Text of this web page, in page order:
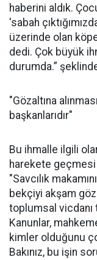
haberini aldık.
'sabah
üzerinde olan
dedi. Çok büyük
durumda.”
"Gözaltına
başkanlarıdır"
Bu ihmalle ilgili
harekete geçmesi
"Savcılık
bekçiyi akşam
toplumsal
Kanunlar,
kimler olduğunu
Bakınız, bu işin